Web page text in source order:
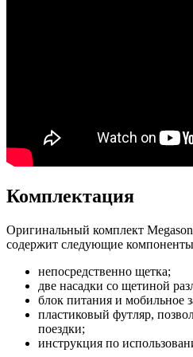
Комплектация
Оригинальный комплект
содержит следующие
непосредственно щетка;
две насадки со щетиной
блок питания и мобильное
пластиковый футляр,
поездки;
инструкция по